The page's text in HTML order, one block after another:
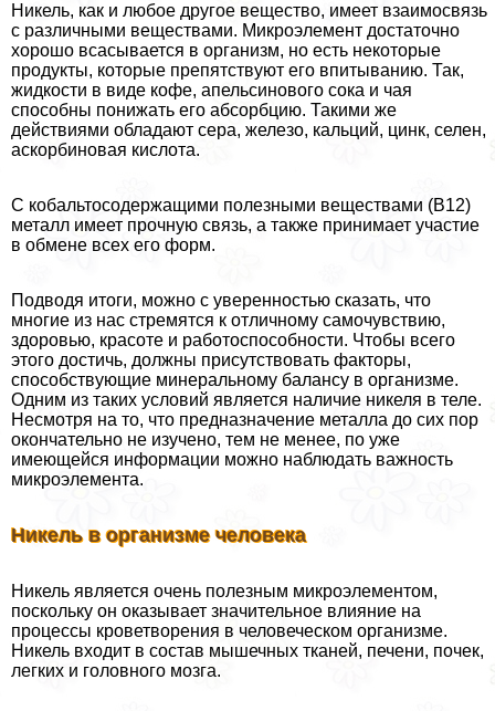
Никель, как и любое другое вещество, имеет взаимосвязь
с различными веществами. Микроэлемент достаточно
хорошо всасывается в организм, но есть некоторые
продукты, которые препятствуют его впитыванию. Так,
жидкости в виде кофе, апельсинового сока и чая
способны понижать его абсорбцию. Такими же
действиями обладают сера, железо, кальций, цинк, селен,
аскорбиновая кислота.
С кобальтосодержащими полезными веществами (B12)
металл имеет прочную связь, а также принимает участие
в обмене всех его форм.
Подводя итоги, можно с уверенностью сказать, что
многие из нас стремятся к отличному самочувствию,
здоровью, красоте и работоспособности. Чтобы всего
этого достичь, должны присутствовать факторы,
способствующие минеральному балансу в организме.
Одним из таких условий является наличие никеля в теле.
Несмотря на то, что предназначение металла до сих пор
окончательно не изучено, тем не менее, по уже
имеющейся информации можно наблюдать важность
микроэлемента.
Никель в организме человека
Никель является очень полезным микроэлементом,
поскольку он оказывает значительное влияние на
процессы кроветворения в человеческом организме.
Никель входит в состав мышечных тканей, печени, почек,
легких и головного мозга.